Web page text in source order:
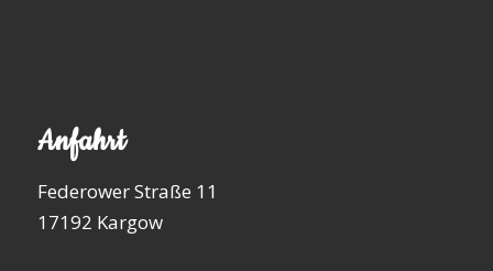
Anfahrt
Federower Straße 11
17192 Kargow